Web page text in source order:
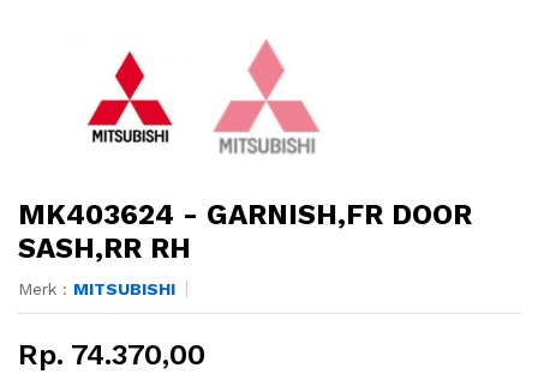
MK403624 - GARNISH,FR DOOR
SASH,RR RH
Merk : MITSUBISHI
Rp. 74.370,00